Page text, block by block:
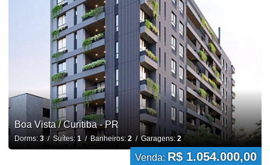
Boa Vista / Curitiba - PR
Dorms: 3/ Suítes: 1/ Banheiros: 2/ Garagens: 2
Venda: R$ 1.054.000,00